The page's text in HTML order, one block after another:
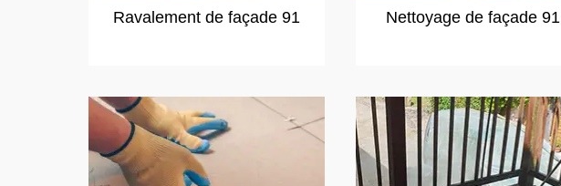
Ravalement de façade 91 Nettoyage de façade 91